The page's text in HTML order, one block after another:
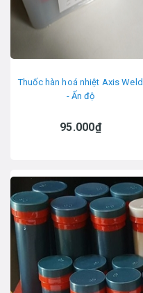
Thuốc hàn hoá nhiệt Axis Weld
- Ấn độ
95.000₫